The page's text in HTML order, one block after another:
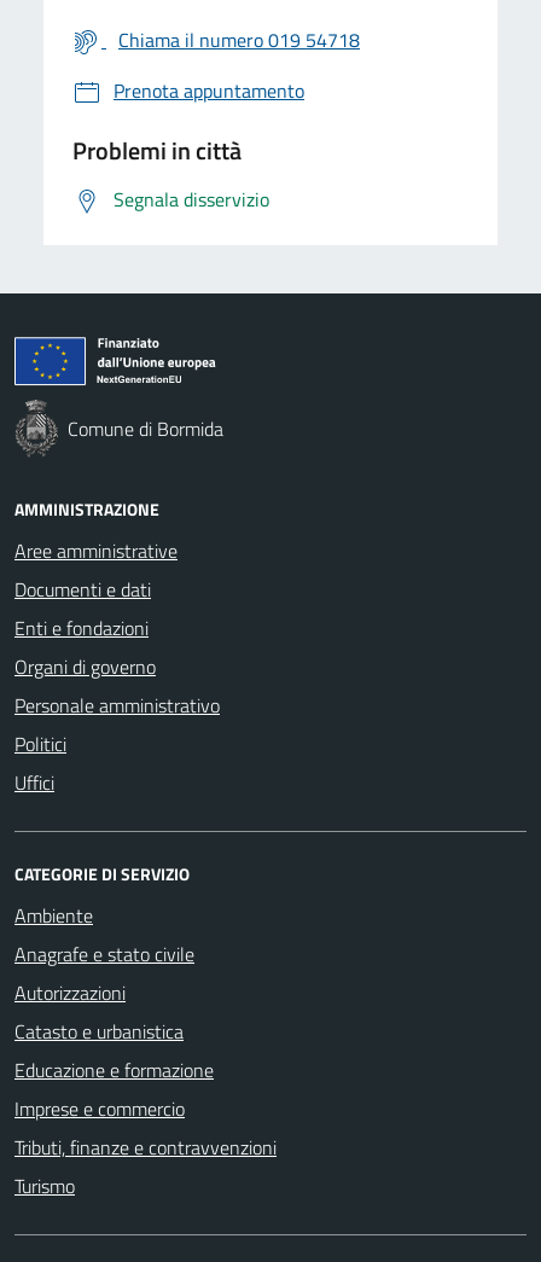
Chiama il numero 019 54718
Prenota appuntamento
Problemi in città
Segnala disservizio
Comune di Bormida
AMMINISTRAZIONE
Aree amministrative
Documenti e dati
Enti e fondazioni
Organi di governo
Personale amministrativo
Politici
Uffici
CATEGORIE DI SERVIZIO
Ambiente
Anagrafe e stato civile
Autorizzazioni
Catasto e urbanistica
Educazione e formazione
Imprese e commercio
Tributi, finanze e contravvenzioni
Turismo